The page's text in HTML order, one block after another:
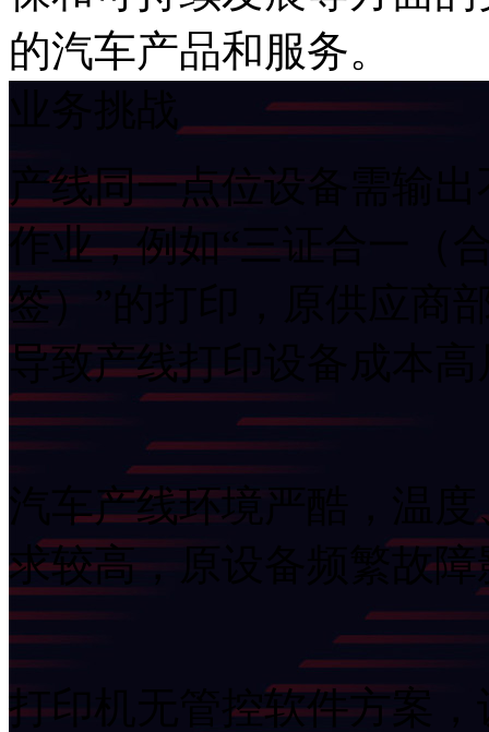
的汽车产品和服务。
产线同一点位设备需输出不
作业，例如“三证合一（
签）”的打印，原供应商
导致产线打印设备成本
汽车产线环境严酷，温度
求较高，原设备频繁故
打印机无管控软件方案